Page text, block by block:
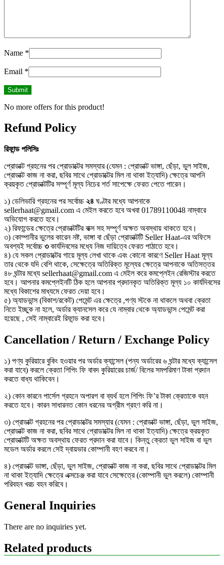
Name *
Email *
No more offers for this product!
Refund Policy
রিফান্ড পলিসিঃ
প্রোডাক্ট গ্রহনের পর প্রোডাক্টের সমস্যার (যেমন : প্রোডাক্ট ভাঙ্গা, ছেঁড়া, ভুল সাইজ,
প্রোডাক্ট কাজ না করা, ছবির সাথে প্রোডাক্টের মিল না থাকা ইত্যাদি) ক্ষেত্রে আপনি
ক্রয়কৃত প্রোডাক্টটির সম্পূর্ণ মূল্য নিচের শর্ত সাপেক্ষে ফেরত পেতে পারেন।
১) ডেলিভারি গ্রহনের পর সর্বোচ্চ ২৪ ঘণ্টার মধ্যে আপনাকে
sellerhaat@gmail.com এ মেইল করতে হবে অখবা 01789110048 নাম্বারে
অভিযোগ করতে হবে।
২) রিফান্ডের ক্ষেত্রে প্রোডাক্টটির বাক্স সহ সম্পূর্ণ অক্ষত অবস্থায় থাকতে হবে।
৩) কোম্পানীর ভুলের কারেন নষ্ট, ভাঙ্গা বা ছেঁড়া প্রোডাক্টটি Seller Haat-এর অফিসে
অবশ্যই সর্বোচ্চ ৩কার্যদিবসের মধ্যে নিজ দায়িত্বে ফেরত পাঠাতে হবে।
৪) যে সকল প্রোডাক্টের গায়ে মূল্য লেখা থাকে এবং কোনো কারণে Seller Haat মূল্য
তার থেকে যদি বেশি থাকে, সেক্ষেত্রে অতিরিক্ত মূল্যের ক্ষেত্রে আপনাকে অতিসত্তর
৪৮ ঘন্টার মধ্যে sellerhaat@gmail.com এ মেইল করে কমপ্লেইন রেজিস্টার করতে
হবে। আপনার কমপ্লেইনটি ঠিক হলে আপনার প্রদানকৃত অতিরিক্ত মূল্য ১০ কার্যদিবসের
মধ্যে বিকাশের মাধ্যমে ফেরত দেয়া হবে।
৫) অ্যাডভান্স (বিকাশ/রকেট) পেমেন্ট এর ক্ষেত্রে ,পণ্য স্টকে না থাকলে অথবা ক্রেতা
নিতে ইচ্ছুক না হলে, অর্ডার ক্যানসেল করে যে নাম্বার থেকে অ্যাডভান্স পেমেন্ট করা
হয়েছে , সেই নাম্বারেই রিফান্ড করা হবে।
Cancellation / Return / Exchange Policy
১) পণ্য কুরিয়ারে বুকিং হওয়ার পর অর্ডার ক্যান্সেল (পন্য অর্ডারের ৬ ঘন্টার মধ্যে ক্যান্সেল
করা যাবে) করলে ক্রেতা শিপিং ফি বাবদ কুরিয়ারের চার্জ/ বিলের সমপরিমাণ টাকা প্রদান
করতে বাধ্য থাকিবেন।
২) কোন কারনে পার্সেল গ্রহনে অপারগ বা ব্যর্থ হলে শিপিং ফি’র টাকা ক্রেতাকে বহন
করতে হবে। কারন সাধারনত কোন ধরনের অগ্রীম গ্রহণ করি না।
৩) প্রোডাক্ট গ্রহনের পর প্রোডাক্টের সমস্যার (যেমন : প্রোডাক্ট ভাঙ্গা, ছেঁড়া, ভুল সাইজ,
প্রোডাক্ট কাজ না করা, ছবির সাথে প্রোডাক্টের মিল না থাকা ইত্যাদি) ক্ষেত্রে ক্রয়কৃত
প্রোডাক্টটি অক্ষত অবস্থায় ফেরত প্রদান করা যাবে। কিন্তু ক্রেতা ভুল সাইজ বা ভুল
মডেল অর্ডার করলে সেই দ্বায়ভার কোম্পানী বহণ করবে না।
৪) প্রোডাক্ট ভাঙ্গা, ছেঁড়া, ভুল সাইজ, প্রোডাক্ট কাজ না করা, ছবির সাথে প্রোডাক্টের মিল
না থাকা ইত্যাদি ক্ষেত্রে এক্সচেঞ্জ করা যাবে সেক্ষেত্রে (কোম্পানী ভুল করলে) কোম্পানী
পরিবহন খরচ বহন করিবে।
General Inquiries
There are no inquiries yet.
Related products